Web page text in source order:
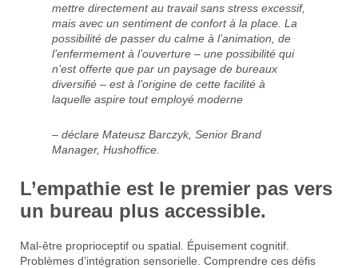
mettre directement au travail sans stress excessif,
mais avec un sentiment de confort à la place. La
possibilité de passer du calme à l’animation, de
l’enfermement à l’ouverture – une possibilité qui
n’est offerte que par un paysage de bureaux
diversifié – est à l’origine de cette facilité à
laquelle aspire tout employé moderne
– déclare Mateusz Barczyk, Senior Brand
Manager, Hushoffice.
L’empathie est le premier pas vers
un bureau plus accessible.
Mal-être proprioceptif ou spatial. Épuisement cognitif.
Problèmes d’intégration sensorielle. Comprendre ces défis